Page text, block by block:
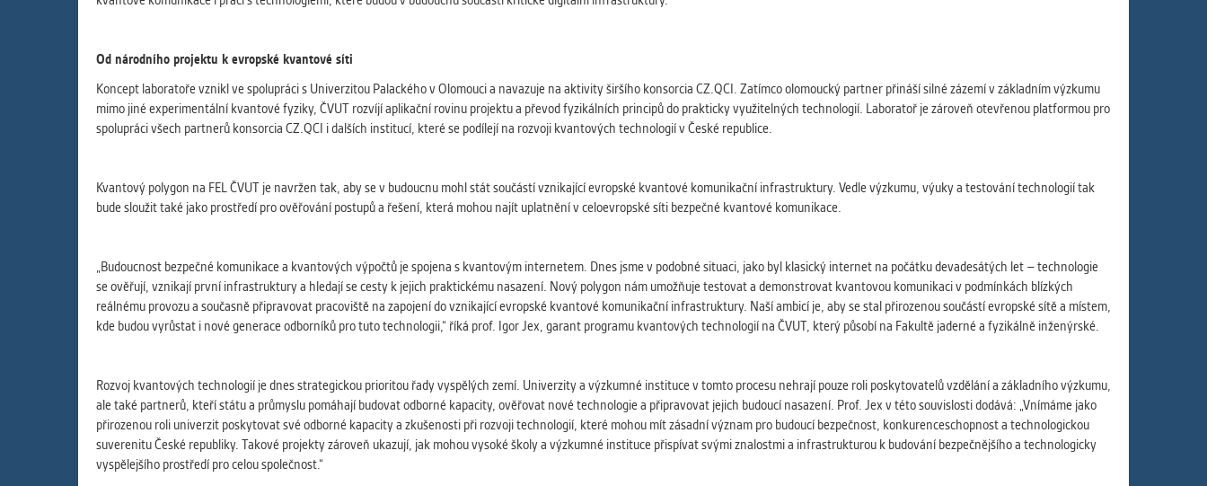
Od národního projektu k evropské kvantové síti
Koncept laboratoře vznikl ve spolupráci s Univerzitou Palackého v Olomouci a navazuje na aktivity širšího konsorcia CZ.QCI. Zatímco olomoucký partner přináší silné zázemí v základním výzkumu
mimo jiné experimentální kvantové fyziky, ČVUT rozvíjí aplikační rovinu projektu a převod fyzikálních principů do prakticky využitelných technologií. Laboratoř je zároveň otevřenou platformou pro
spolupráci všech partnerů konsorcia CZ.QCI i dalších institucí, které se podílejí na rozvoji kvantových technologií v České republice.
Kvantový polygon na FEL ČVUT je navržen tak, aby se v budoucnu mohl stát součástí vznikající evropské kvantové komunikační infrastruktury. Vedle výzkumu, výuky a testování technologií tak
bude sloužit také jako prostředí pro ověřování postupů a řešení, která mohou najít uplatnění v celoevropské síti bezpečné kvantové komunikace.
„Budoucnost bezpečné komunikace a kvantových výpočtů je spojena s kvantovým internetem. Dnes jsme v podobné situaci, jako byl klasický internet na počátku devadesátých let – technologie
se ověřují, vznikají první infrastruktury a hledají se cesty k jejich praktickému nasazení. Nový polygon nám umožňuje testovat a demonstrovat kvantovou komunikaci v podmínkách blízkých
reálnému provozu a současně připravovat pracoviště na zapojení do vznikající evropské kvantové komunikační infrastruktury. Naší ambicí je, aby se stal přirozenou součástí evropské sítě a místem,
kde budou vyrůstat i nové generace odborníků pro tuto technologii,“ říká prof. Igor Jex, garant programu kvantových technologií na ČVUT, který působí na Fakultě jaderné a fyzikálně inženýrské.
Rozvoj kvantových technologií je dnes strategickou prioritou řady vyspělých zemí. Univerzity a výzkumné instituce v tomto procesu nehrají pouze roli poskytovatelů vzdělání a základního výzkumu,
ale také partnerů, kteří státu a průmyslu pomáhají budovat odborné kapacity, ověřovat nové technologie a připravovat jejich budoucí nasazení. Prof. Jex v této souvislosti dodává: „Vnímáme jako
přirozenou roli univerzit poskytovat své odborné kapacity a zkušenosti při rozvoji technologií, které mohou mít zásadní význam pro budoucí bezpečnost, konkurenceschopnost a technologickou
suverenitu České republiky. Takové projekty zároveň ukazují, jak mohou vysoké školy a výzkumné instituce přispívat svými znalostmi a infrastrukturou k budování bezpečnějšího a technologicky
vyspělejšího prostředí pro celou společnost.“